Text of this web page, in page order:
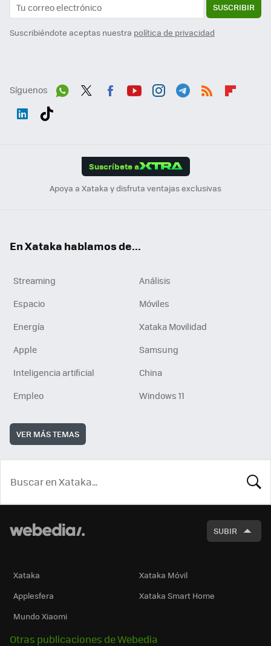
SUSCRIBIR
Suscribiéndote aceptas nuestra política de privacidad
Síguenos
Suscríbete a
Apoya a Xataka y disfruta ventajas exclusivas
En Xataka hablamos de...
Streaming
Análisis
Espacio
Móviles
Energía
Xataka Movilidad
Apple
Samsung
Inteligencia artificial
China
Empleo
Windows 11
VER MÁS TEMAS
SUBIR
Xataka
Xataka Móvil
Applesfera
Xataka Smart Home
Mundo Xiaomi
Otras publicaciones de Webedia